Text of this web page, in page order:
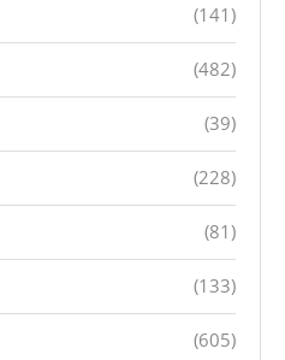
(141)
(482)
(39)
(228)
(81)
(133)
(605)